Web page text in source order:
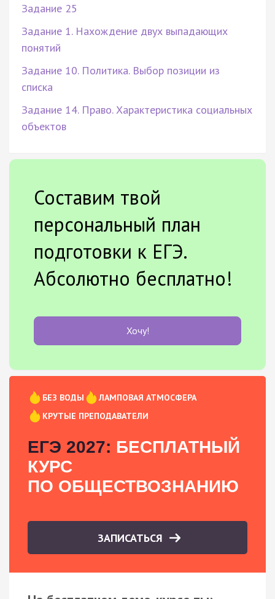
Задание 25
Задание 1. Нахождение двух выпадающих
понятий
Задание 10. Политика. Выбор позиции из
списка
Задание 14. Право. Характеристика социальных
объектов
Составим твой
персональный план
подготовки к ЕГЭ.
Абсолютно бесплатно!
Хочу!
БЕЗ ВОДЫ
ЛАМПОВАЯ АТМОСФЕРА
КРУТЫЕ ПРЕПОДАВАТЕЛИ
ЕГЭ 2027: БЕСПЛАТНЫЙ
КУРС
ПО ОБЩЕСТВОЗНАНИЮ
ЗАПИСАТЬСЯ